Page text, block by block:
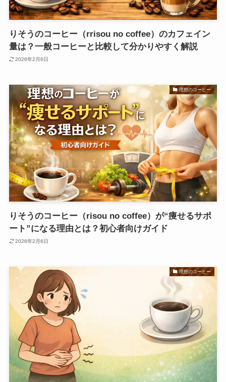
りそうのコーヒー（rrisou no coffee）のカフェイン
量は？一般コーヒーと比較して分かりやすく解説
2026年2月6日
理想のコーヒー
りそうのコーヒー（risou no coffee）が“痩せるサポ
ート”になる理由とは？初心者向けガイド
2026年2月6日
理想のコーヒー